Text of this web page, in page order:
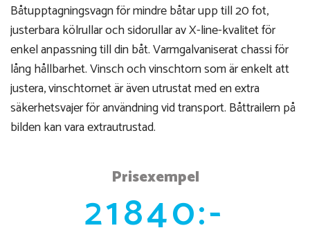
Båtupptagningsvagn för mindre båtar upp till 20 fot,
justerbara kölrullar och sidorullar av X-line-kvalitet för
enkel anpassning till din båt. Varmgalvaniserat chassi för
lång hållbarhet. Vinsch och vinschtorn som är enkelt att
justera, vinschtornet är även utrustat med en extra
säkerhetsvajer för användning vid transport. Båttrailern på
bilden kan vara extrautrustad.
Prisexempel
21840:-